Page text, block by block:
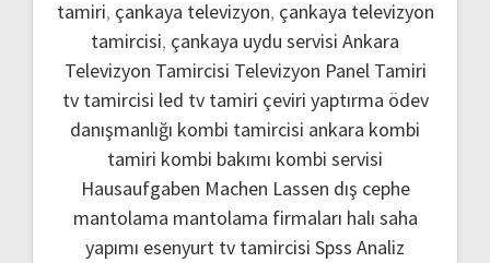
tamiri, çankaya televizyon, çankaya televizyon
tamircisi, çankaya uydu servisi Ankara
Televizyon Tamircisi Televizyon Panel Tamiri
tv tamircisi led tv tamiri çeviri yaptırma ödev
danışmanlığı kombi tamircisi ankara kombi
tamiri kombi bakımı kombi servisi
Hausaufgaben Machen Lassen dış cephe
mantolama mantolama firmaları halı saha
yapımı esenyurt tv tamircisi Spss Analiz